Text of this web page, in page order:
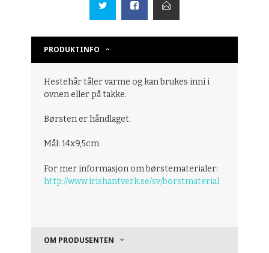
PRODUKTINFO
Hestehår tåler varme og kan brukes inni i
ovnen eller på takke.
Børsten er håndlaget.
Mål: 14x9,5cm
For mer informasjon om børstematerialer:
http://www.irishantverk.se/sv/borstmaterial
OM PRODUSENTEN